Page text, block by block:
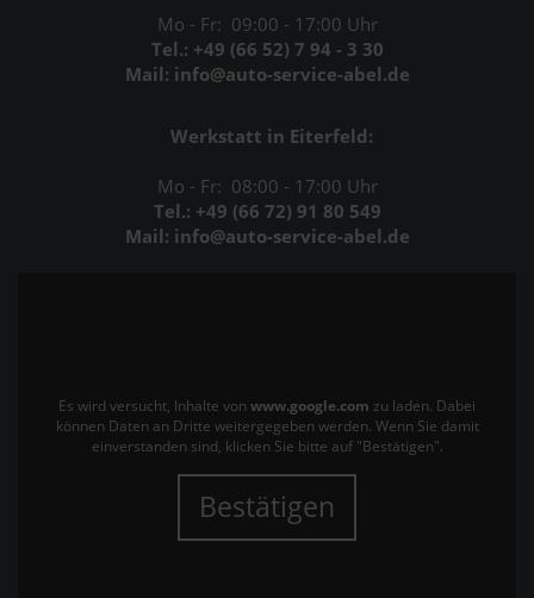
Mo - Fr: 09:00 - 17:00 Uhr
Tel.: +49 (66 52) 7 94 - 3 30
Mail: info@auto-service-abel.de
Werkstatt in Eiterfeld:
Mo - Fr: 08:00 - 17:00 Uhr
Tel.: +49 (66 72) 91 80 549
Mail: info@auto-service-abel.de
Es wird versucht, Inhalte von www.google.com zu laden. Dabei
können Daten an Dritte weitergegeben werden. Wenn Sie damit
einverstanden sind, klicken Sie bitte auf "Bestätigen".
Bestätigen